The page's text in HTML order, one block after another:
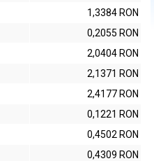
1,3384 RON
0,2055 RON
2,0404 RON
2,1371 RON
2,4177 RON
0,1221 RON
0,4502 RON
0,4309 RON